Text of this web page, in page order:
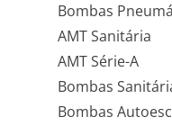
Bombas
AMT Sanitária
AMT Série-A
Bombas
Bombas